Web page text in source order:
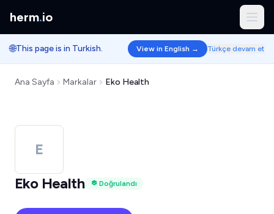
herm.io
🌐This page is in Turkish. View in English → Türkçe devam et
Ana Sayfa Markalar Eko Health
E
Eko Health
Doğrulandı